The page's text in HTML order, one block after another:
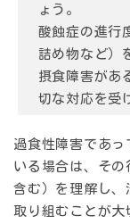
ょう。
酸蝕症の進行
詰め物など）
摂食障害があ
切な対応を受
過食性障害であ
いる場合は、そ
含む）を理解し、
取り組むことが大